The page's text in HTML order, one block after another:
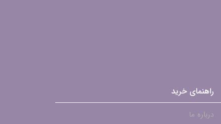
راهنمای خرید
درباره ما